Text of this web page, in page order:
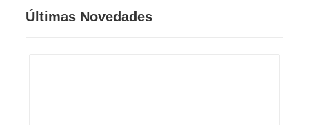
Últimas Novedades